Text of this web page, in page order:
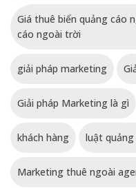
Giá thuê biển quảng cáo
cáo ngoài trời
giải pháp marketing
Giải pháp Marketing là gì
khách hàng luật quảng
Marketing thuê ngoài